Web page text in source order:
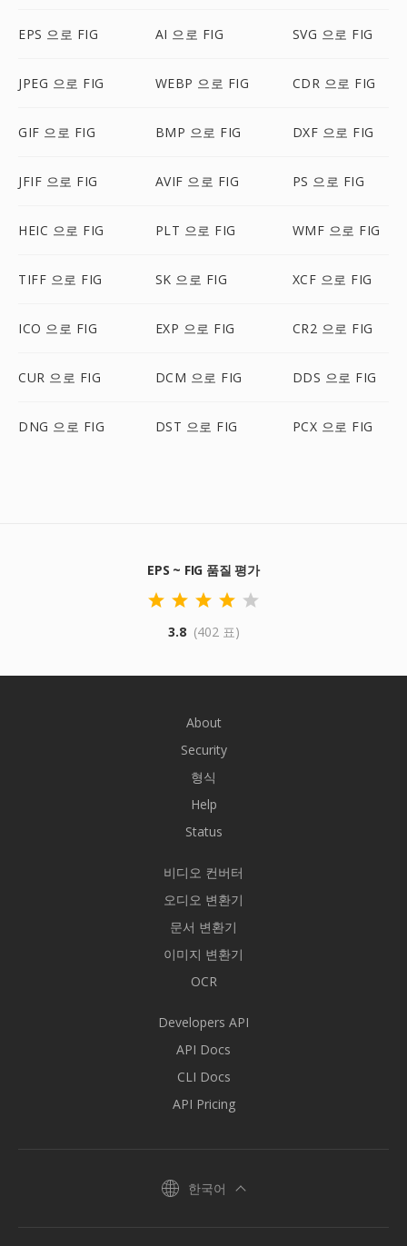
EPS 으로 FIG AI 으로 FIG SVG 으로 FIG
JPEG 으로 FIG WEBP 으로 FIG CDR 으로 FIG
GIF 으로 FIG BMP 으로 FIG DXF 으로 FIG
JFIF 으로 FIG AVIF 으로 FIG PS 으로 FIG
HEIC 으로 FIG PLT 으로 FIG WMF 으로 FIG
TIFF 으로 FIG SK 으로 FIG XCF 으로 FIG
ICO 으로 FIG EXP 으로 FIG CR2 으로 FIG
CUR 으로 FIG DCM 으로 FIG DDS 으로 FIG
DNG 으로 FIG DST 으로 FIG PCX 으로 FIG
EPS ~ FIG 품질 평가
3.8 (402 표)
About
Security
형식
Help
Status
비디오 컨버터
오디오 변환기
문서 변환기
이미지 변환기
OCR
Developers API
API Docs
CLI Docs
API Pricing
한국어